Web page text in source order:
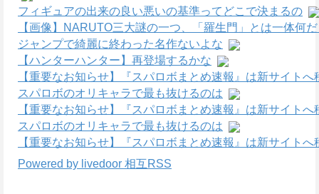
フィギュアの出来の良い悪いの基準ってどこで決まるの
【画像】NARUTO三大謎の一つ、「羅生門」とは一体何
ジャンプで綺麗に終わった名作ないよな
【ハンターハンター】再登場するかな
【重要なお知らせ】『スパロボまとめ速報』は新サイトへ
スパロボのオリキャラで最も抜けるのは
【重要なお知らせ】『スパロボまとめ速報』は新サイトへ
スパロボのオリキャラで最も抜けるのは
【重要なお知らせ】『スパロボまとめ速報』は新サイトへ
Powered by livedoor 相互RSS